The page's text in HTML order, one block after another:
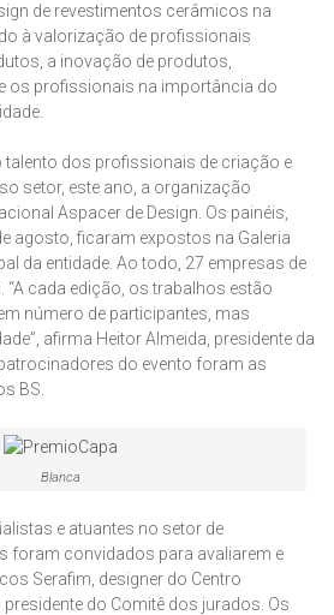
de revestimentos cerâmicos na
à valorização de profissionais
a inovação de produtos,
os profissionais na importância do
talento dos profissionais de criação e
setor, este ano, a organização
Aspacer de Design. Os painéis,
agosto, ficaram expostos na Galeria
da entidade. Ao todo, 27 empresas de
cada edição, os trabalhos estão
número de participantes, mas
afirma Heitor Almeida, presidente da
do evento foram as
BS.
Blanca
e atuantes no setor de
foram convidados para avaliarem e
Serafim, designer do Centro
do Comitê dos jurados. Os